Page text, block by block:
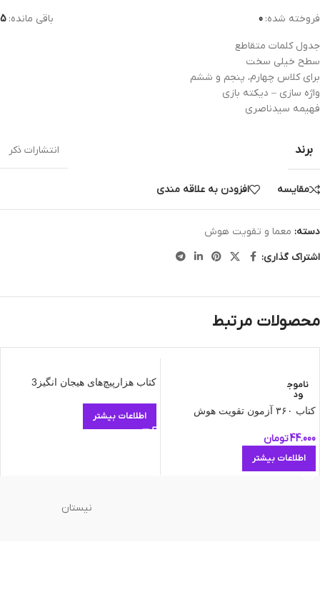
فروخته شده: 0 باقی مانده: 5
جدول کلمات متقاطع
سطح خیلی سخت
برای کلاس چهارم، پنجم و ششم
واژه سازی – دیکته بازی
فهیمه سیدناصری
برند انتشارات ذکر
مقایسه افزودن به علاقه مندی
دسته: معما و تقویت هوش
اشتراک گذاری:
محصولات مرتبط
ناموج
ود
کتاب ۳۶۰ آزمون تقویت هوش
44.000تومان
اطلاعات بیشتر
کتاب هزارپیچ‌های هیجان‌ انگیز3
اطلاعات بیشتر
نیستان